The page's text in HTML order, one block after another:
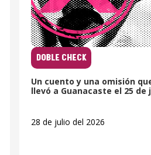
DOBLE CHECK
Un cuento y una omisión
llevó a Guanacaste el 25 de
28 de julio del 2026